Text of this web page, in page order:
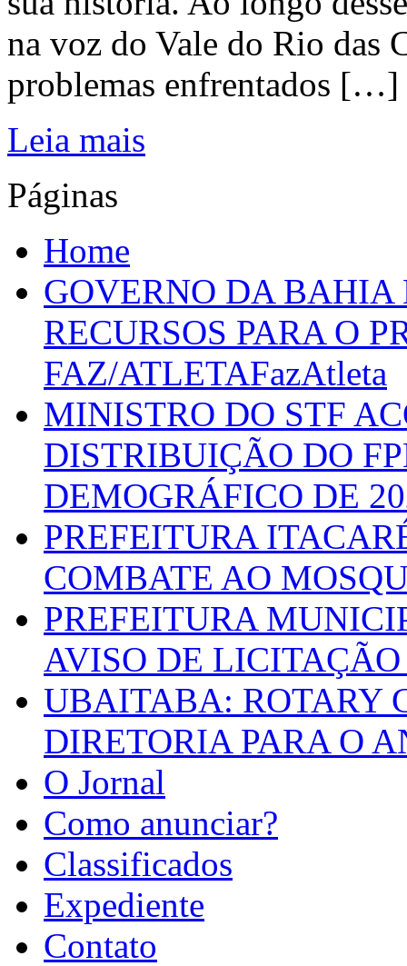
na voz do Vale do Rio das
problemas enfrentados […]
Leia mais
Páginas
Home
GOVERNO DA
RECURSOS PARA O
FAZ/ATLETAFazAtleta
MINISTRO DO STF
DISTRIBUIÇÃO DO
DEMOGRÁFICO DE
PREFEITURA
COMBATE AO
PREFEITURA
AVISO DE LICITAÇÃO
UBAITABA: ROTARY
DIRETORIA PARA O
O Jornal
Como anunciar?
Classificados
Expediente
Contato